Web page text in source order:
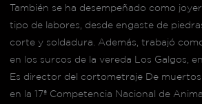
También se ha desempeñado como
tipo de labores, desde engaste de
corte y soldadura. Además, trabajó
en los surcos de la vereda Los Galgos,
Es director del cortometraje De
en la 17ª Competencia Nacional de